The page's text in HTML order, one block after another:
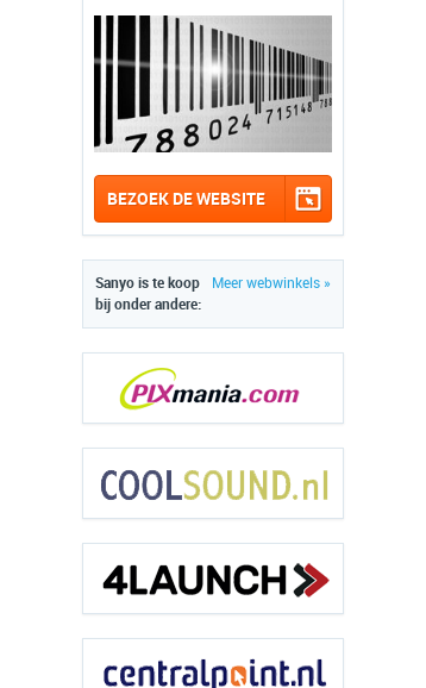
BEZOEK DE WEBSITE
Meer webwinkels »
Sanyo is te koop
bij onder andere: